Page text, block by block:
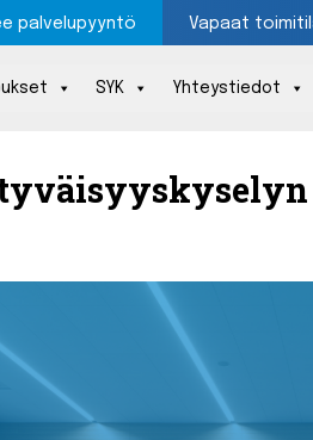
palvelupyyntö Vapaat
SYK Yhteystiedot